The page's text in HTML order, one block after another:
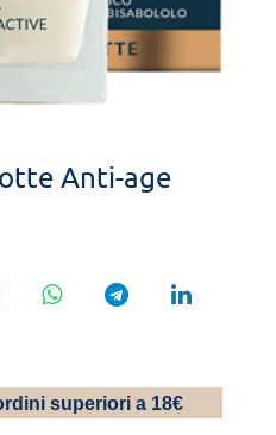
Anti-age
superiori a 18€